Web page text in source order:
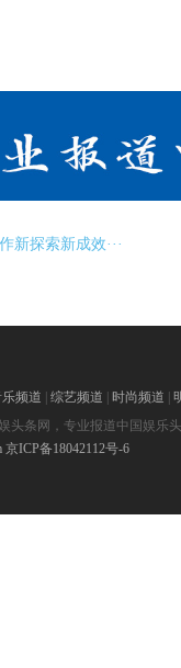
新探索新成效···
频道 综艺频道 时尚频道
头条网，专业报道中国娱乐
京ICP备18042112号-6